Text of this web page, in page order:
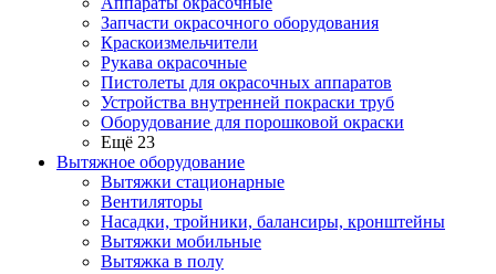
Запчасти окрасочного оборудования
Краскоизмельчители
Рукава окрасочные
Пистолеты для окрасочных аппаратов
Устройства внутренней покраски труб
Оборудование для порошковой окраски
Ещё 23
Вытяжное оборудование
Вытяжки стационарные
Вентиляторы
Насадки, тройники, балансиры, кронштейны
Вытяжки мобильные
Вытяжка в полу